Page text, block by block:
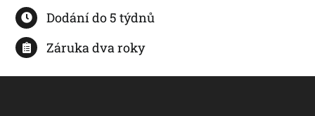
Dodání do 5 týdnů
Záruka dva roky